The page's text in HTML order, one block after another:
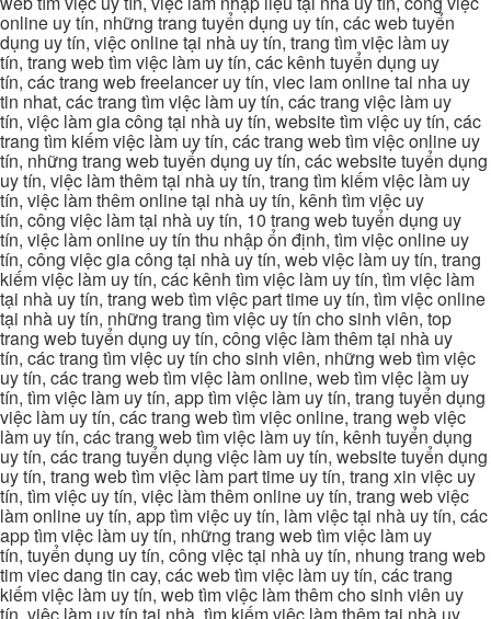
online uy tín, những trang tuyển dụng uy tín, các web tuyển
dụng uy tín, việc online tại nhà uy tín, trang tìm việc làm uy
tín, trang web tìm việc làm uy tín, các kênh tuyển dụng uy
tín, các trang web freelancer uy tín, viec lam online tai nha uy
tin nhat, các trang tìm việc làm uy tín, các trang việc làm uy
tín, việc làm gia công tại nhà uy tín, website tìm việc uy tín, các
trang tìm kiếm việc làm uy tín, các trang web tìm việc online uy
tín, những trang web tuyển dụng uy tín, các website tuyển dụng
uy tín, việc làm thêm tại nhà uy tín, trang tìm kiếm việc làm uy
tín, việc làm thêm online tại nhà uy tín, kênh tìm việc uy
tín, công việc làm tại nhà uy tín, 10 trang web tuyển dụng uy
tín, việc làm online uy tín thu nhập ổn định, tìm việc online uy
tín, công việc gia công tại nhà uy tín, web việc làm uy tín, trang
kiếm việc làm uy tín, các kênh tìm việc làm uy tín, tìm việc làm
tại nhà uy tín, trang web tìm việc part time uy tín, tìm việc online
tại nhà uy tín, những trang tìm việc uy tín cho sinh viên, top
trang web tuyển dụng uy tín, công việc làm thêm tại nhà uy
tín, các trang tìm việc uy tín cho sinh viên, những web tìm việc
uy tín, các trang web tìm việc làm online, web tìm việc làm uy
tín, tìm việc làm uy tín, app tìm việc làm uy tín, trang tuyển dụng
việc làm uy tín, các trang web tìm việc online, trang web việc
làm uy tín, các trang web tìm việc làm uy tín, kênh tuyển dụng
uy tín, các trang tuyển dụng việc làm uy tín, website tuyển dụng
uy tín, trang web tìm việc làm part time uy tín, trang xin việc uy
tín, tìm việc uy tín, việc làm thêm online uy tín, trang web việc
làm online uy tín, app tìm việc uy tín, làm việc tại nhà uy tín, các
app tìm việc làm uy tín, những trang web tìm việc làm uy
tín, tuyển dụng uy tín, công việc tại nhà uy tín, nhung trang web
tim viec dang tin cay, các web tìm việc làm uy tín, các trang
kiếm việc làm uy tín, web tìm việc làm thêm cho sinh viên uy
tín, việc làm uy tín tại nhà, tìm kiếm việc làm thêm tại nhà uy